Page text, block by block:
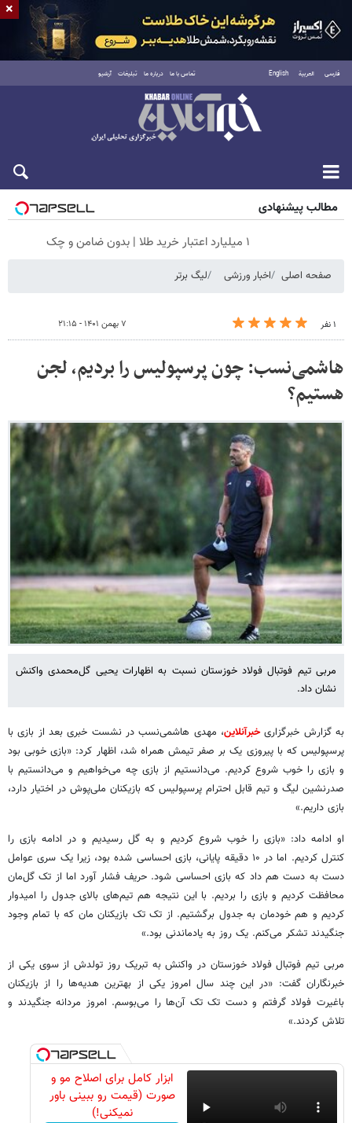
فارسی العربية English تماس با ما درباره ما تبلیغات آرشیو
جمعه ۱۶ مرداد ۱۴۰۵
مطالب پیشنهادی
۱ میلیارد اعتبار خرید طلا | بدون ضامن و چک
صفحه اصلی اخبار ورزشی لیگ برتر
۱ نفر ۷ بهمن ۱۴۰۱ - ۲۱:۱۵
هاشمی‌نسب: چون پرسپولیس را بردیم، لجن
هستیم؟
مربی تیم فوتبال فولاد خوزستان نسبت به اظهارات یحیی گل‌محمدی واکنش
نشان داد.
به گزارش خبرگزاریخبرآنلاین، مهدی هاشمی‌نسب در نشست خبری بعد از بازی با
پرسپولیس که با پیروزی یک بر صفر تیمش همراه شد، اظهار کرد: «بازی خوبی بود
و بازی را خوب شروع کردیم. می‌دانستیم از بازی چه می‌خواهیم و می‌دانستیم با
صدرنشین لیگ و تیم قابل احترام پرسپولیس که بازیکنان ملی‌پوش در اختیار دارد،
بازی داریم.»
او ادامه داد: «بازی را خوب شروع کردیم و به گل رسیدیم و در ادامه بازی را
کنترل کردیم. اما در ۱۰ دقیقه پایانی، بازی احساسی شده بود، زیرا یک سری عوامل
دست به دست هم داد که بازی احساسی شود. حریف فشار آورد اما از تک گل‌مان
محافظت کردیم و بازی را بردیم. با این نتیجه هم تیم‌های بالای جدول را امیدوار
کردیم و هم خودمان به جدول برگشتیم. از تک تک بازیکنان مان که با تمام وجود
جنگیدند تشکر می‌کنم. یک روز به یادماندنی بود.»
مربی تیم فوتبال فولاد خوزستان در واکنش به تبریک روز تولدش از سوی یکی از
خبرنگاران گفت: «در این چند سال امروز یکی از بهترین هدیه‌ها را از بازیکنان
باغیرت فولاد گرفتم و دست تک تک آن‌ها را می‌بوسم. امروز مردانه جنگیدند و
تلاش کردند.»
ابزار کامل برای اصلاح مو و
صورت (قیمت رو ببینی باور
نمیکنی!)
×